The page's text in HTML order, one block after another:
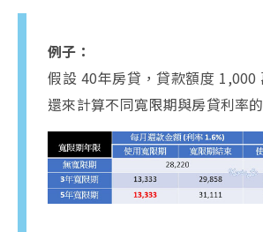
例子：
假設 40年房貸，貸款額度 1,000
還來計算不同寬限期與房貸利率的